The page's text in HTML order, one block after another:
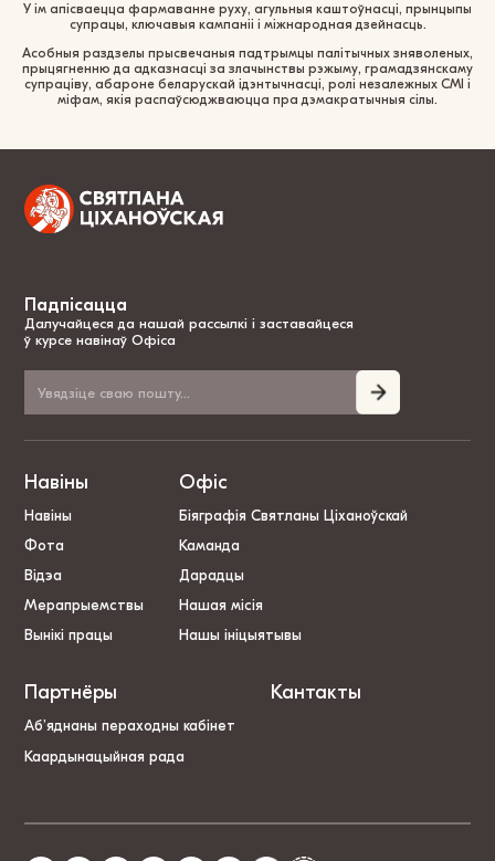
У ім апісваецца фармаванне руху, агульныя каштоўнасці, прынцыпы
супрацы, ключавыя кампаніі і міжнародная дзейнасць.
Асобныя раздзелы прысвечаныя падтрымцы палітычных зняволеных,
прыцягненню да адказнасці за злачынствы рэжыму, грамадзянскаму
супраціву, абароне беларускай ідэнтычнасці, ролі незалежных СМІ і
міфам, якія распаўсюджваюцца пра дэмакратычныя сілы.
Падпісацца
Далучайцеся да нашай рассылкі і заставайцеся
ў курсе навінаў Офіса
Навіны
Навіны
Фота
Відэа
Мерапрыемствы
Вынікі працы
Офіс
Біяграфія Святланы Ціханоўскай
Каманда
Дарадцы
Нашая місія
Нашы ініцыятывы
Партнёры
Аб’яднаны пераходны кабінет
Каардынацыйная рада
Кантакты